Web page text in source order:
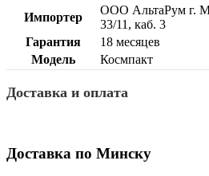
Импортер
ООО АльтаРум г.
33/11, каб. 3
Гарантия
18 месяцев
Модель
Космпакт
Доставка и оплата
Доставка по Минску